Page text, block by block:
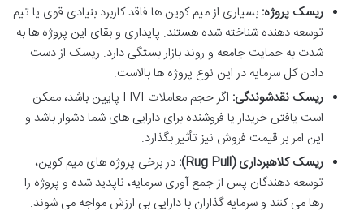
ریسک پروژه: بسیاری از میم کوین ها فاقد کاربرد بنیادی قوی یا تیم
توسعه دهنده شناخته شده هستند. پایداری و بقای این پروژه ها به
شدت به حمایت جامعه و روند بازار بستگی دارد. ریسک از دست
دادن کل سرمایه در این نوع پروژه ها بالاست.
ریسک نقدشوندگی:
اگر حجم معاملات HVI پایین باشد، ممکن
است یافتن خریدار یا فروشنده برای دارایی های شما دشوار باشد و
این امر بر قیمت فروش نیز تأثیر بگذارد.
ریسک کلاهبرداری (Rug Pull):
در برخی پروژه های میم کوین،
توسعه دهندگان پس از جمع آوری سرمایه، ناپدید شده و پروژه را
رها می کنند و سرمایه گذاران با دارایی بی ارزش مواجه می شوند.